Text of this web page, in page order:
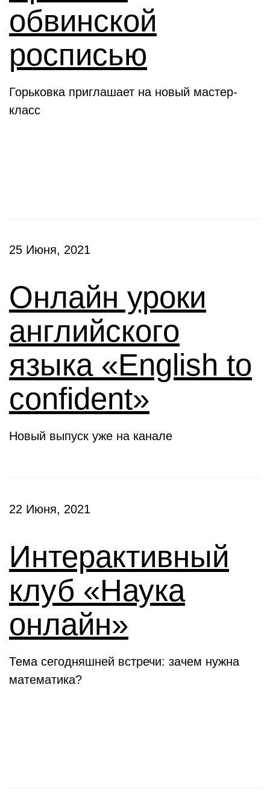
обвинской
росписью
Горьковка приглашает на новый мастер-
класс
25 Июня, 2021
Онлайн уроки
английского
языка «English to
confident»
Новый выпуск уже на канале
22 Июня, 2021
Интерактивный
клуб «Наука
онлайн»
Тема сегодняшней встречи: зачем нужна
математика?